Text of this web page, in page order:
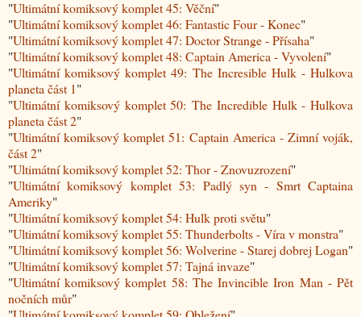
"Ultimátní komiksový komplet 45: Věční"
"Ultimátní komiksový komplet 46: Fantastic Four - Konec"
"Ultimátní komiksový komplet 47: Doctor Strange - Přísaha"
"Ultimátní komiksový komplet 48: Captain America - Vyvolení"
"Ultimátní komiksový komplet 49: The Incresible Hulk - Hulkova
planeta část 1"
"Ultimátní komiksový komplet 50: The Incredible Hulk - Hulkova
planeta část 2"
"Ultimátní komiksový komplet 51: Captain America - Zimní voják,
část 2"
"Ultimátní komiksový komplet 52: Thor - Znovuzrození"
"Ultimátní komiksový komplet 53: Padlý syn - Smrt Captaina
Ameriky"
"Ultimátní komiksový komplet 54: Hulk proti světu"
"Ultimátní komiksový komplet 55: Thunderbolts - Víra v monstra"
"Ultimátní komiksový komplet 56: Wolverine - Starej dobrej Logan"
"Ultimátní komiksový komplet 57: Tajná invaze"
"Ultimátní komiksový komplet 58: The Invincible Iron Man - Pět
nočních můr"